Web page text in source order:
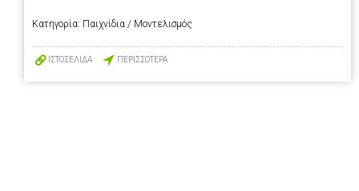
Κατηγορία: Παιχνίδια / Μοντελισμός
ΙΣΤΟΣΕΛΙΔΑ ΠΕΡΙΣΣΟΤΕΡΑ